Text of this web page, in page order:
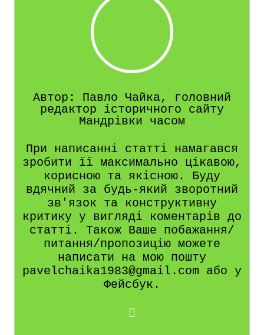
Автор: Павло Чайка, головний
редактор історичного сайту
Мандрівки часом
При написанні статті намагався
зробити її максимально цікавою,
корисною та якісною. Буду
вдячний за будь-який зворотний
зв'язок та конструктивну
критику у вигляді коментарів до
статті. Також Ваше побажання/
питання/пропозицію можете
написати на мою пошту
pavelchaika1983@gmail.com або у
Фейсбук.